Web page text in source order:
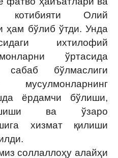
Олий
ҳам бўлиб ўтди. Унда
ихтилофий
ўртасида
сабаб бўлмаслиги
мусулмонларнинг
ёрдамчи бўлиши,
ва ўзаро
хизмат қилиши
соллаллоҳу алайҳи